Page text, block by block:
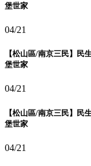
堡世家
04/21
【松山區/南京三民】民
堡世家
04/21
【松山區/南京三民】民
堡世家
04/21